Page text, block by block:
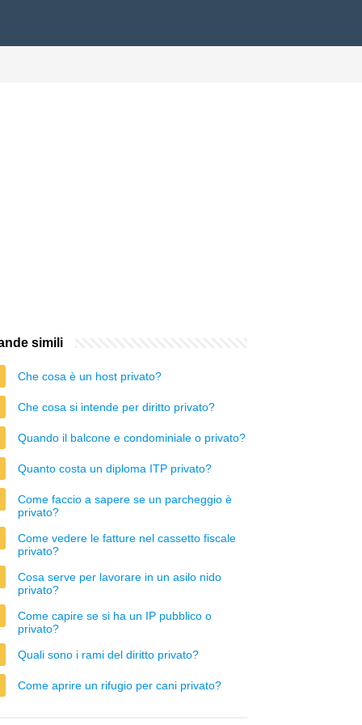
simili
Che cosa è un host privato?
Che cosa si intende per diritto privato?
Quando il balcone e condominiale o privato?
Quanto costa un diploma ITP privato?
Come faccio a sapere se un parcheggio è
privato?
Come vedere le fatture nel cassetto fiscale
privato?
Cosa serve per lavorare in un asilo nido
privato?
Come capire se si ha un IP pubblico o
privato?
Quali sono i rami del diritto privato?
Come aprire un rifugio per cani privato?